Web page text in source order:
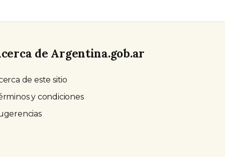
de Argentina.gob.ar
de este sitio
y condiciones